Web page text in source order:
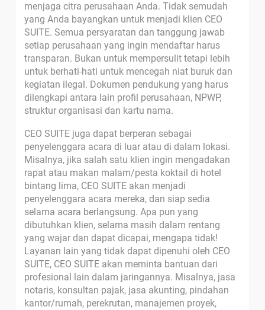
menjaga citra perusahaan Anda. Tidak semudah
yang Anda bayangkan untuk menjadi klien CEO
SUITE. Semua persyaratan dan tanggung jawab
setiap perusahaan yang ingin mendaftar harus
transparan. Bukan untuk mempersulit tetapi lebih
untuk berhati-hati untuk mencegah niat buruk dan
kegiatan ilegal. Dokumen pendukung yang harus
dilengkapi antara lain profil perusahaan, NPWP,
struktur organisasi dan kartu nama.
CEO SUITE juga dapat berperan sebagai
penyelenggara acara di luar atau di dalam lokasi.
Misalnya, jika salah satu klien ingin mengadakan
rapat atau makan malam/pesta koktail di hotel
bintang lima, CEO SUITE akan menjadi
penyelenggara acara mereka, dan siap sedia
selama acara berlangsung. Apa pun yang
dibutuhkan klien, selama masih dalam rentang
yang wajar dan dapat dicapai, mengapa tidak!
Layanan lain yang tidak dapat dipenuhi oleh CEO
SUITE, CEO SUITE akan meminta bantuan dari
profesional lain dalam jaringannya. Misalnya, jasa
notaris, konsultan pajak, jasa akunting, pindahan
kantor/rumah, perekrutan, manajemen proyek,